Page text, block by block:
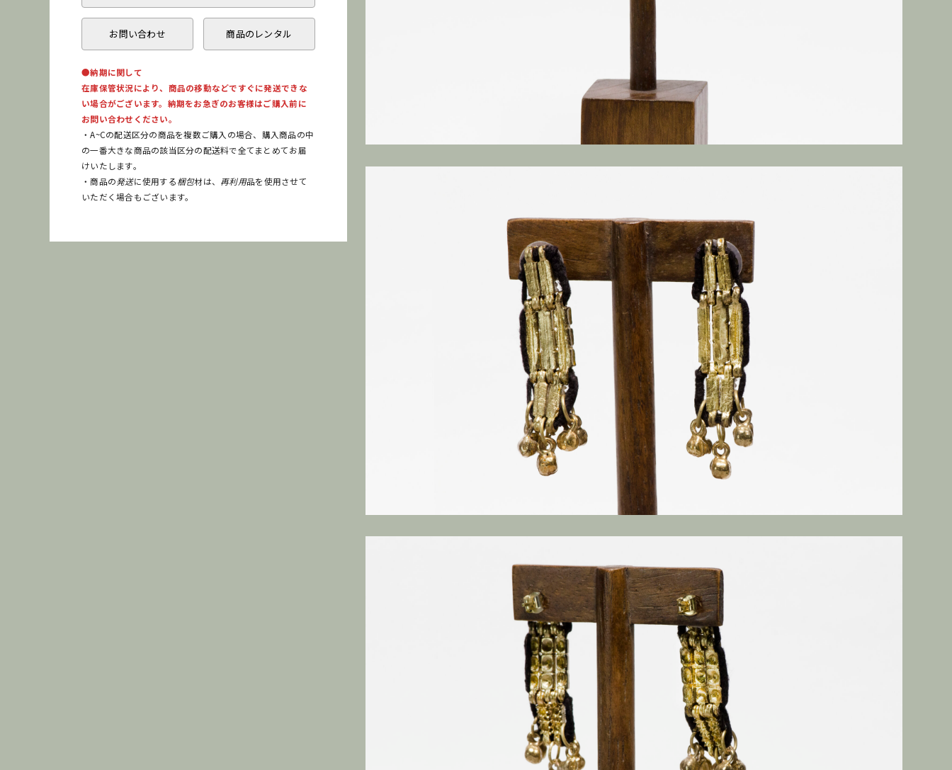
お問い合わせ 商品のレンタル
●納期に関して
在庫保管状況により、商品の移動などですぐに発送できな
い場合がございます。納期をお急ぎのお客様はご購入前に
お問い合わせください。
・A~Cの配送区分の商品を複数ご購入の場合、購入商品の中
の一番大きな商品の該当区分の配送料で全てまとめてお届
けいたします。
・商品の発送に使用する梱包材は、 再利用品を使用させて
いただく場合もございます。